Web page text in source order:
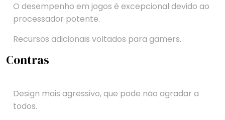
O desempenho em jogos é excepcional devido ao
processador potente.
Recursos adicionais voltados para gamers.
Contras
Design mais agressivo, que pode não agradar a
todos.